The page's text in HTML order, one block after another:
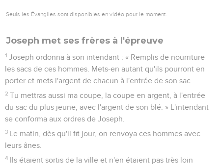
Seuls les Évangiles sont disponibles en vidéo pour le moment.
Joseph met ses frères à l'épreuve
1 Joseph ordonna à son intendant : « Remplis de nourriture
les sacs de ces hommes. Mets-en autant qu'ils pourront en
porter et mets l'argent de chacun à l'entrée de son sac.
2 Tu mettras aussi ma coupe, la coupe en argent, à l'entrée
du sac du plus jeune, avec l'argent de son blé. » L'intendant
se conforma aux ordres de Joseph.
3 Le matin, dès qu'il fit jour, on renvoya ces hommes avec
leurs ânes.
4 Ils étaient sortis de la ville et n'en étaient pas très loin